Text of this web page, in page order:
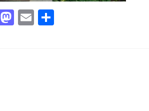
Facebook
Mastodon
Email